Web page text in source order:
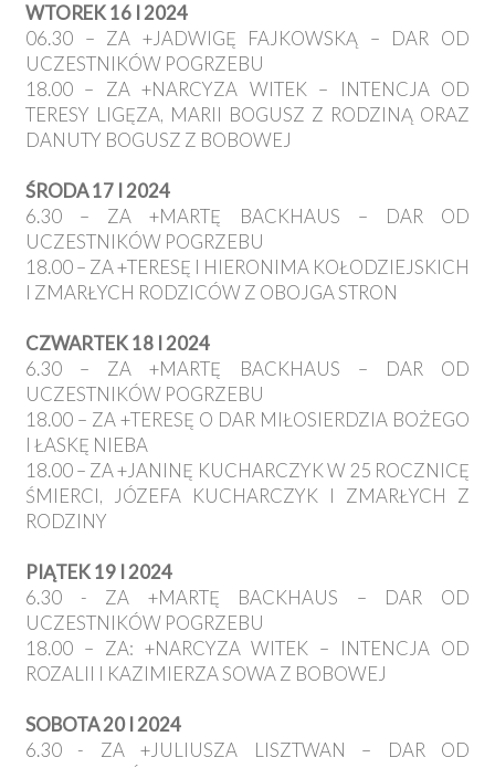
WTOREK 16 I 2024
06.30 – ZA +JADWIGĘ FAJKOWSKĄ – DAR OD
UCZESTNIKÓW POGRZEBU
18.00 – ZA +NARCYZA WITEK – INTENCJA OD
TERESY LIGĘZA, MARII BOGUSZ Z RODZINĄ ORAZ
DANUTY BOGUSZ Z BOBOWEJ
ŚRODA 17 I 2024
6.30 – ZA +MARTĘ BACKHAUS – DAR OD
UCZESTNIKÓW POGRZEBU
18.00 – ZA +TERESĘ I HIERONIMA KOŁODZIEJSKICH
I ZMARŁYCH RODZICÓW Z OBOJGA STRON
CZWARTEK 18 I 2024
6.30 – ZA +MARTĘ BACKHAUS – DAR OD
UCZESTNIKÓW POGRZEBU
18.00 – ZA +TERESĘ O DAR MIŁOSIERDZIA BOŻEGO
I ŁASKĘ NIEBA
18.00 – ZA +JANINĘ KUCHARCZYK W 25 ROCZNICĘ
ŚMIERCI, JÓZEFA KUCHARCZYK I ZMARŁYCH Z
RODZINY
PIĄTEK 19 I 2024
6.30 - ZA +MARTĘ BACKHAUS – DAR OD
UCZESTNIKÓW POGRZEBU
18.00 – ZA: +NARCYZA WITEK – INTENCJA OD
ROZALII I KAZIMIERZA SOWA Z BOBOWEJ
SOBOTA 20 I 2024
6.30 - ZA +JULIUSZA LISZTWAN – DAR OD